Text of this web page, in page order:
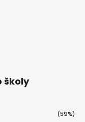
školy
(59%)